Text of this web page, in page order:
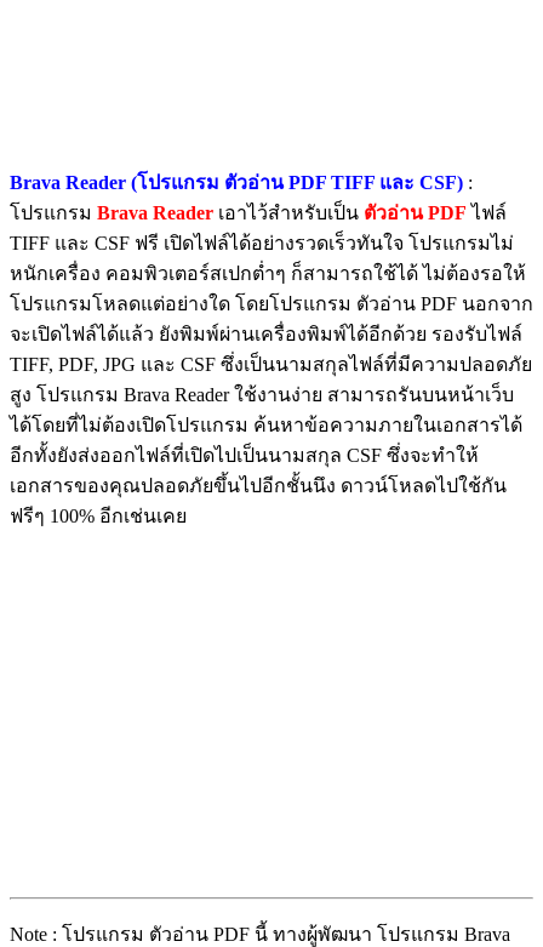
Brava Reader (โปรแกรม ตัวอ่าน PDF TIFF และ CSF) :
โปรแกรม Brava Reader เอาไว้สำหรับเป็น ตัวอ่าน PDF ไฟล์
TIFF และ CSF ฟรี เปิดไฟล์ได้อย่างรวดเร็วทันใจ โปรแกรมไม่
หนักเครื่อง คอมพิวเตอร์สเปกต่ำๆ ก็สามารถใช้ได้ ไม่ต้องรอให้
โปรแกรมโหลดแต่อย่างใด โดยโปรแกรม ตัวอ่าน PDF นอกจาก
จะเปิดไฟล์ได้แล้ว ยังพิมพ์ผ่านเครื่องพิมพ์ได้อีกด้วย รองรับไฟล์
TIFF, PDF, JPG และ CSF ซึ่งเป็นนามสกุลไฟล์ที่มีความปลอดภัย
สูง โปรแกรม Brava Reader ใช้งานง่าย สามารถรันบนหน้าเว็บ
ได้โดยที่ไม่ต้องเปิดโปรแกรม ค้นหาข้อความภายในเอกสารได้
อีกทั้งยังส่งออกไฟล์ที่เปิดไปเป็นนามสกุล CSF ซึ่งจะทำให้
เอกสารของคุณปลอดภัยขึ้นไปอีกชั้นนึง ดาวน์โหลดไปใช้กัน
ฟรีๆ 100% อีกเช่นเคย
Note : โปรแกรม ตัวอ่าน PDF นี้ ทางผู้พัฒนา โปรแกรม Brava